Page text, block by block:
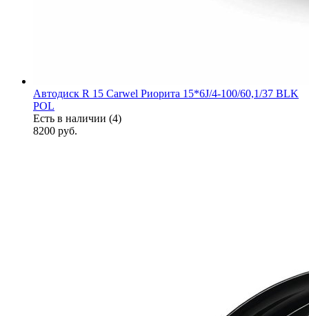
Автодиск R 15 Carwel Риорита 15*6J/4-100/60,1/37 BLK
POL
Есть в наличии (4)
8200 руб.